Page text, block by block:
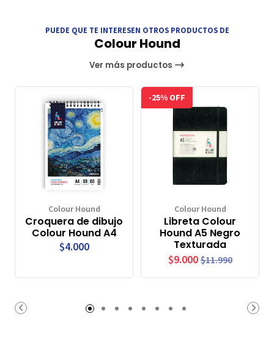
PUEDE QUE TE INTERESEN OTROS PRODUCTOS DE
Colour Hound
Ver más productos
Colour Hound
Croquera de dibujo
Colour Hound A4
$4.000
-25% OFF
Colour Hound
Libreta Colour
Hound A5 Negro
Texturada
$9.000 $11.990